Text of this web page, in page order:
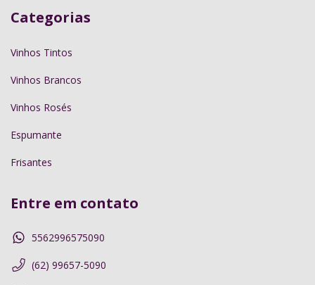
Categorias
Vinhos Tintos
Vinhos Brancos
Vinhos Rosés
Espumante
Frisantes
Entre em contato
5562996575090
(62) 99657-5090